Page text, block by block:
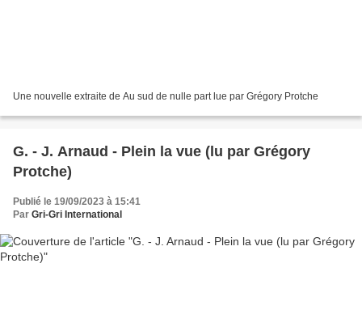
Une nouvelle extraite de Au sud de nulle part lue par Grégory Protche
G. - J. Arnaud - Plein la vue (lu par Grégory
Protche)
Publié le 19/09/2023 à 15:41
Par Gri-Gri International